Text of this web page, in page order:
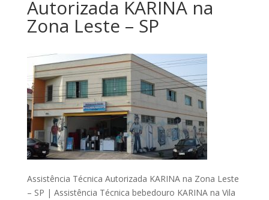
Autorizada KARINA na
Zona Leste – SP
Assistência Técnica Autorizada KARINA na Zona Leste
– SP | Assistência Técnica bebedouro KARINA na Vila